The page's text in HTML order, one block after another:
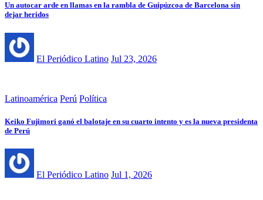
Un autocar arde en llamas en la rambla de Guipúzcoa de Barcelona sin
dejar heridos
El Periódico Latino Jul 23, 2026
Latinoamérica Perú Política
Keiko Fujimori ganó el balotaje en su cuarto intento y es la nueva presidenta
de Perú
El Periódico Latino Jul 1, 2026